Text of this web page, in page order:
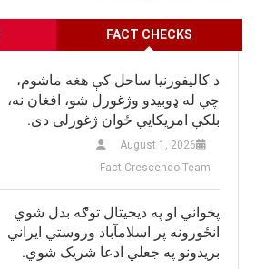
FACT CHECKS
د کالیفورنیا ساحل کې هغه ماشوم،
چې له ډوبیدو وژغورل شو، افغان نه،
بلکې امریکایي ځوان ژغورلی دی.
August 1, 2026
Fact Crescendo Team
پخواني او په دیجیتال توګه بدل شوي
انځورونه پر اسلامآباد وروستي ایراني
بريدونو په جعلي ادعا شریک شوي.